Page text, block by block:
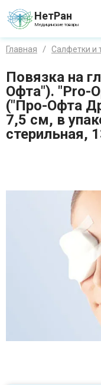
НетРан
Медицинские товары
Главная Салфетки и
Повязка на
Офта"). "Prо-
("Про-Офта
7,5 см, в
стерильная,